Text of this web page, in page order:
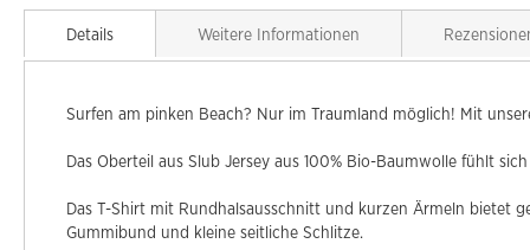
Details
Surfen am pinken Beach? Nur im Traumland möglich! Mit
Das Oberteil aus Slub Jersey aus 100% Bio-Baumwolle fühlt
Das T-Shirt mit Rundhalsausschnitt und kurzen Ärmeln bietet
Gummibund und kleine seitliche Schlitze.
Weitere Informationen